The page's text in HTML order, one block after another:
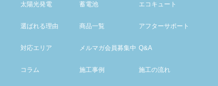
太陽光発電 蓄電池 エコキュート
選ばれる理由 商品一覧 アフターサポート
対応エリア メルマガ会員募集中 Q&A
コラム 施工事例 施工の流れ